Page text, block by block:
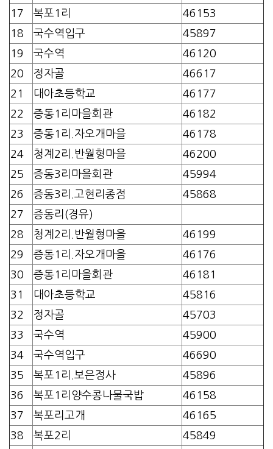
17
복포1리
46153
18
국수역입구
45897
19
국수역
46120
20
정자골
46617
21
대아초등학교
46177
22
증동1리마을회관
46182
23
증동1리.자오개마을
46178
24
청계2리.반월형마을
46200
25
증동3리마을회관
45994
26
증동3리.고현리종점
45868
27
증동리(경유)
28
청계2리.반월형마을
46199
29
증동1리.자오개마을
46176
30
증동1리마을회관
46181
31
대아초등학교
45816
32
정자골
45703
33
국수역
45900
34
국수역입구
46690
35
복포1리.보은정사
45896
36
복포1리양수콩나물국밥
46158
37
복포리고개
46165
38
복포2리
45849